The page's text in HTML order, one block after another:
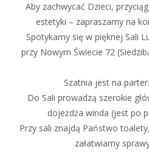
Aby zachwycać Dzieci,
estetyki – zapraszamy na
Spotykamy się w pięknej Sali
przy Nowym Świecie 72
Szatnia jest na
Do Sali prowadzą szerokie
dojeżdża winda (jest po
Przy sali znajdą Państwo
załatwiamy